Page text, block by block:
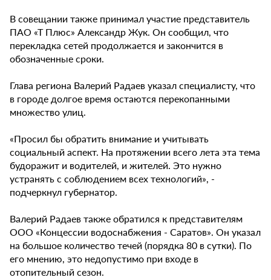
В совещании также принимал участие представитель
ПАО «Т Плюс» Александр Жук. Он сообщил, что
перекладка сетей продолжается и закончится в
обозначенные сроки.
Глава региона Валерий Радаев указал специалисту, что
в городе долгое время остаются перекопанными
множество улиц.
«Просил бы обратить внимание и учитывать
социальный аспект. На протяжении всего лета эта тема
будоражит и водителей, и жителей. Это нужно
устранять с соблюдением всех технологий», -
подчеркнул губернатор.
Валерий Радаев также обратился к представителям
ООО «Концессии водоснабжения - Саратов». Он указал
на большое количество течей (порядка 80 в сутки). По
его мнению, это недопустимо при входе в
отопительный сезон.